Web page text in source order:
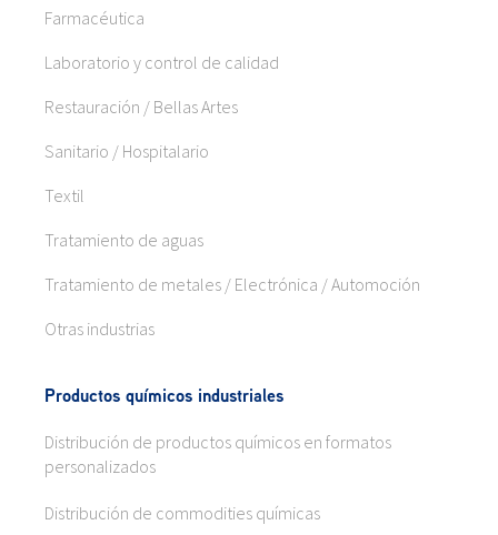
Farmacéutica
Laboratorio y control de calidad
Restauración / Bellas Artes
Sanitario / Hospitalario
Textil
Tratamiento de aguas
Tratamiento de metales / Electrónica / Automoción
Otras industrias
Productos químicos industriales
Distribución de productos químicos en formatos
personalizados
Distribución de commodities químicas